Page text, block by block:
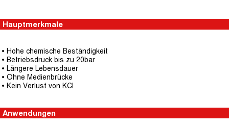
Hauptmerkmale
• Hohe chemische Beständigkeit
• Betriebsdruck bis zu 20bar
• Längere Lebensdauer
• Ohne Medienbrücke
• Kein Verlust von KCl
Anwendungen